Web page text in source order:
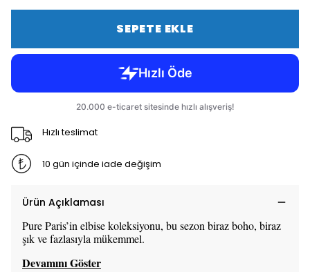
SEPETE EKLE
Hızlı teslimat
10 gün içinde iade değişim
Ürün Açıklaması
Pure Paris’in elbise koleksiyonu, bu sezon biraz boho, biraz
şık ve fazlasıyla mükemmel.
Devamını Göster